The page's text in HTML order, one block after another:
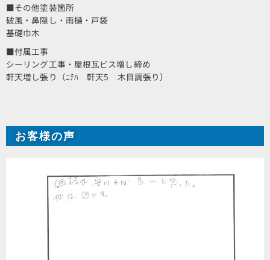
■その他塗装箇所
破風・鼻隠し・雨樋・戸袋
基礎巾木
■付属工事
シーリング工事・屋根瓦ビス増し締め
軒天増し張り（ﾆﾁﾊ 軒天5 木目調張り）
お客様の声